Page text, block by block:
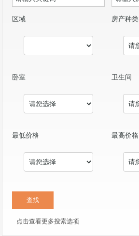
区域 房产种类
卧室 卫生间
最低价格 最高价格
点击查看更多搜索选项